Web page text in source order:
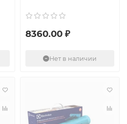
8360.00 ₽
Нет в наличии